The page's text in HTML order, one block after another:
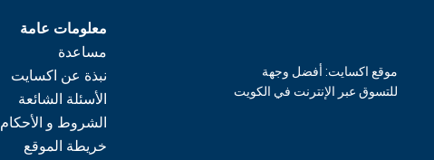
معلومات عامة
مساعدة
نبذة عن اكسايت
الأسئلة الشائعة
الشروط و الأحكام
خريطة الموقع
موقع اكسايت: أفضل وجهة
للتسوق عبر الإنترنت في الكويت